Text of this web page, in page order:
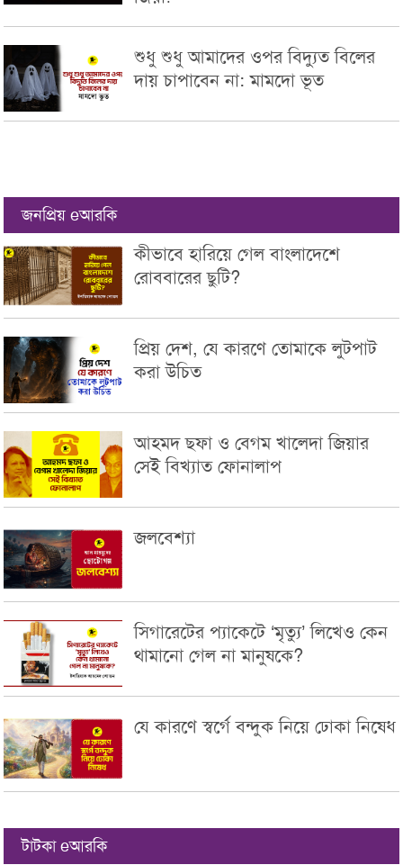
শুধু শুধু আমাদের ওপর বিদ্যুত বিলের
দায় চাপাবেন না: মামদো ভূত
জনপ্রিয় eআরকি
কীভাবে হারিয়ে গেল বাংলাদেশে
রোববারের ছুটি?
প্রিয় দেশ, যে কারণে তোমাকে লুটপাট
করা উচিত
আহমদ ছফা ও বেগম খালেদা জিয়ার
সেই বিখ্যাত ফোনালাপ
জলবেশ্যা
সিগারেটের প্যাকেটে ‘মৃত্যু’ লিখেও কেন
থামানো গেল না মানুষকে?
যে কারণে স্বর্গে বন্দুক নিয়ে ঢোকা নিষেধ
টাটকা eআরকি